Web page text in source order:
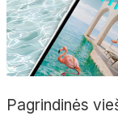
Pagrindinės